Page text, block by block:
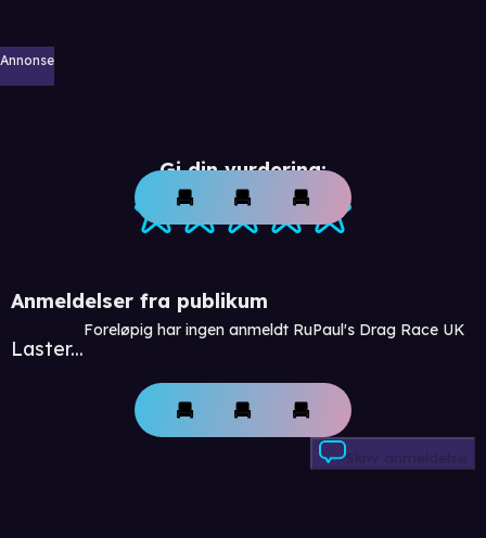
Annonse
Gi din vurdering:
Anmeldelser fra publikum
Laster...
Foreløpig har ingen anmeldt RuPaul's Drag Race UK
Skriv anmeldelse